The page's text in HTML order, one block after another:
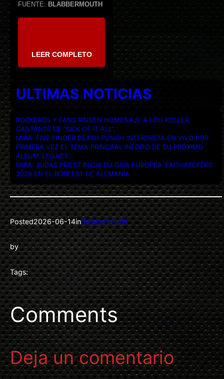
FUENTE: BLABBERMOUTH
LEER COMPLETO
ULTIMAS NOTICIAS
ROCKEROS Y FANS RINDEN HOMENAJE A LOU KOLLER,
CANTANTE DE “SICK OF IT ALL”.
MIRA: FIVE FINGER DEATH PUNCH INTERPRETA EN VIVO POR
PRIMERA VEZ EL TEMA PRINCIPAL INÉDITO DE SU PRÓXIMO
ÁLBUM ‘LEGACY’.
MIRA: JUDAS PRIEST INICIA SU GIRA EUROPEA ‘FAITHKEEPERS’
2026 EN EL BOBFEST DE ALEMANIA.
Posted2026-06-14inBlabbermouth
by
Tags:
Comments
Deja un comentario